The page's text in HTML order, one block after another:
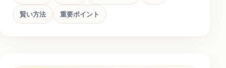
賢い方法 重要ポイント